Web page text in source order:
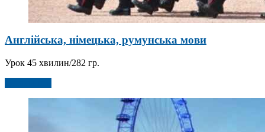
Англійська, німецька, румунська мови
Урок 45 хвилин/282 гр.